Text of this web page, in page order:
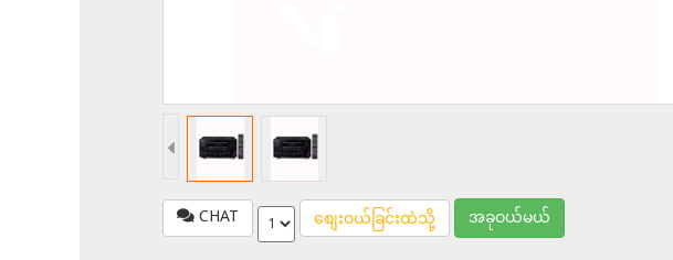
CHAT စျေးဝယ်ခြင်းထဲသို့ အခုဝယ်မယ်